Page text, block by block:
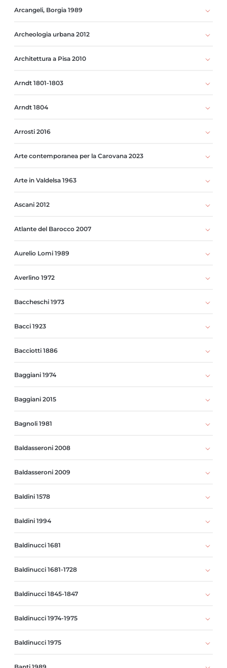
Arcangeli, Borgia 1989
Archeologia urbana 2012
Architettura a Pisa 2010
Arndt 1801-1803
Arndt 1804
Arrosti 2016
Arte contemporanea per la Carovana 2023
Arte in Valdelsa 1963
Ascani 2012
Atlante del Barocco 2007
Aurelio Lomi 1989
Averlino 1972
Baccheschi 1973
Bacci 1923
Bacciotti 1886
Baggiani 1974
Baggiani 2015
Bagnoli 1981
Baldasseroni 2008
Baldasseroni 2009
Baldini 1578
Baldini 1994
Baldinucci 1681
Baldinucci 1681-1728
Baldinucci 1845-1847
Baldinucci 1974-1975
Baldinucci 1975